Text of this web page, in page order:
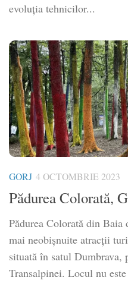
evoluția tehnicilor...
GORJ 4 OCTOMBRIE 2023
Pădurea Colorată,
Pădurea Colorată din Baia
mai neobișnuite atracții
situată în satul Dumbrava,
Transalpinei. Locul nu